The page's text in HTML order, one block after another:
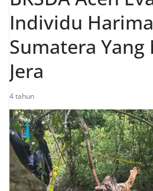
Individu
Sumatera Yang
Jera
4 tahun